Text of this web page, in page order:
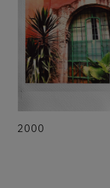
2000